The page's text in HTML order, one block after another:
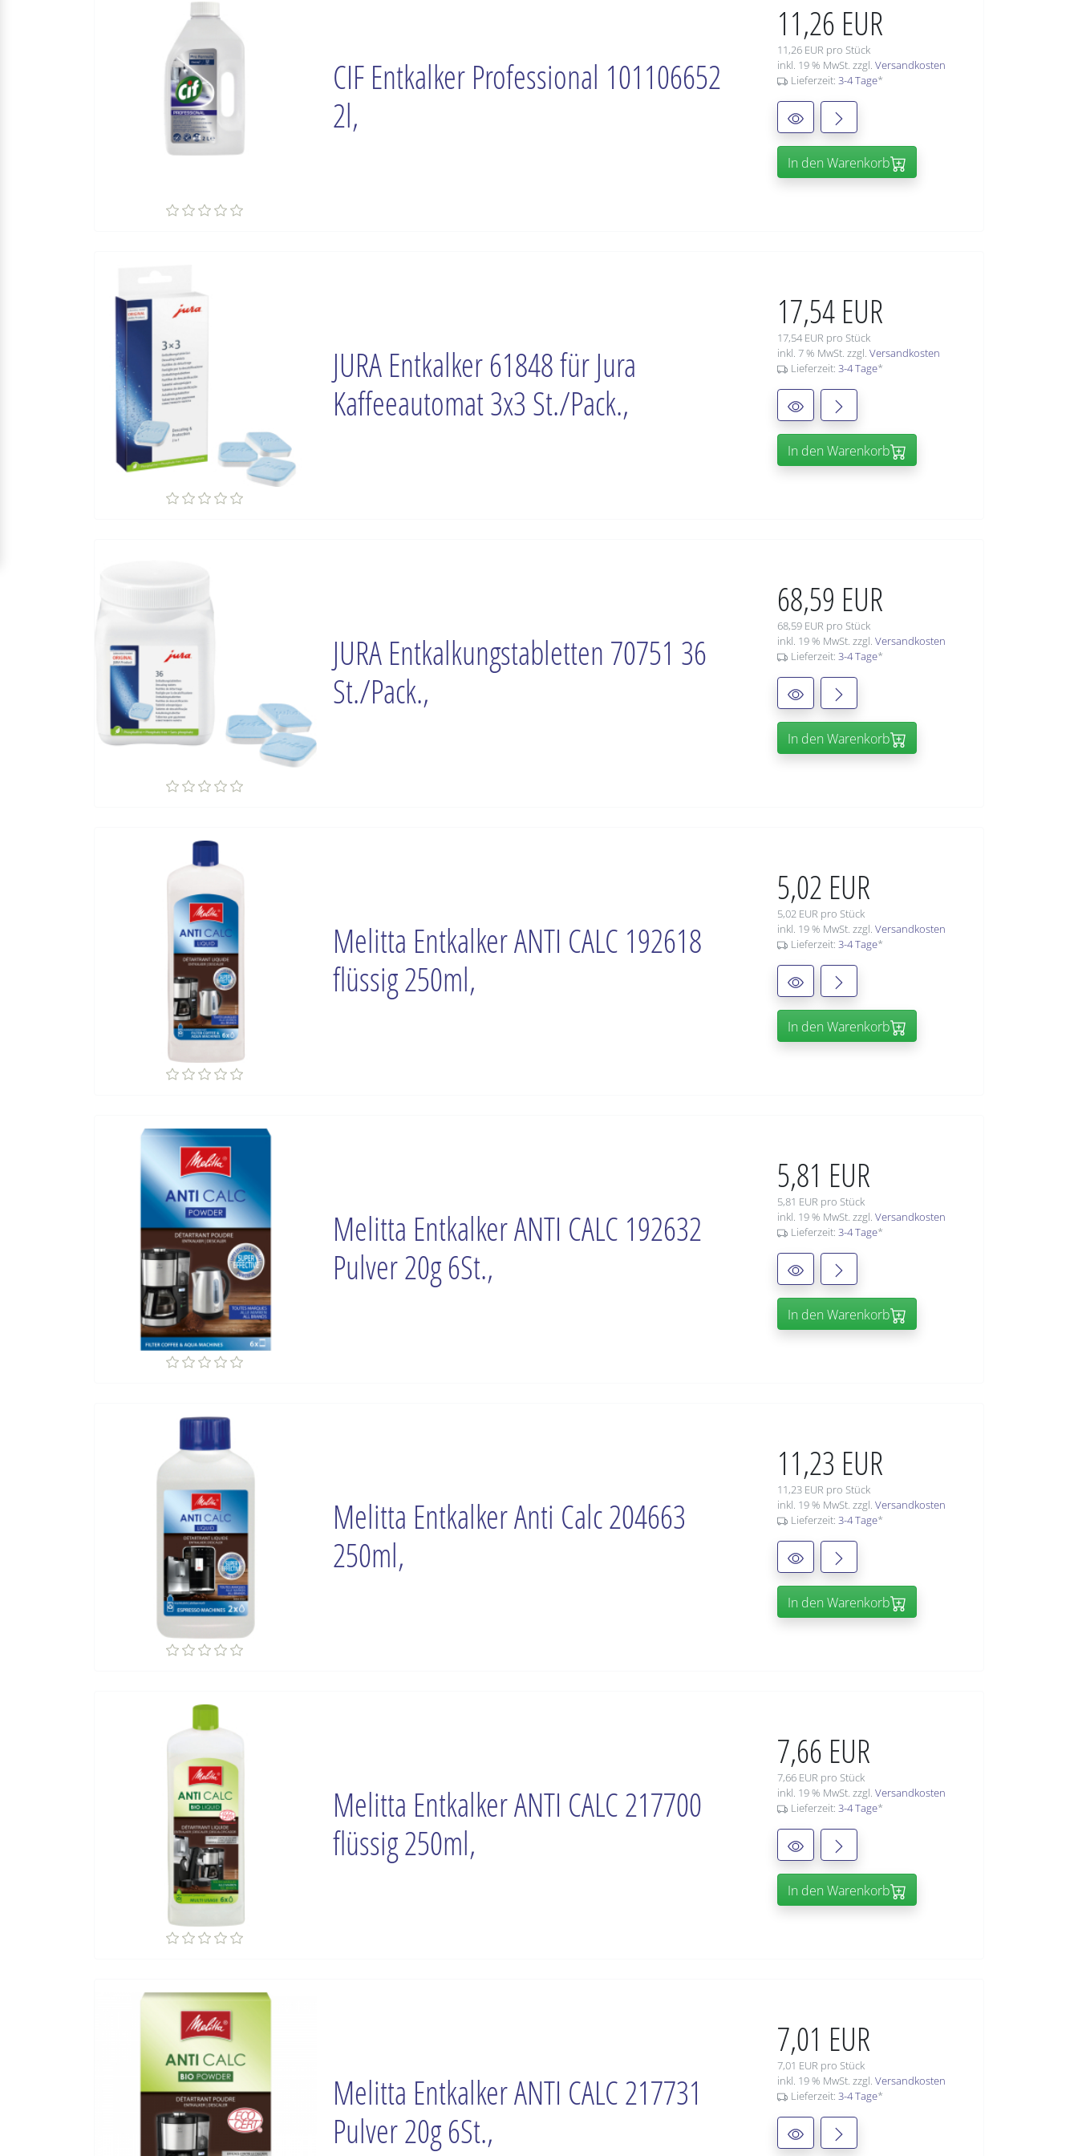
11,26 EUR
11,26 EUR pro Stück
inkl. 19 % MwSt. zzgl. Versandkosten
Lieferzeit: 3-4 Tage*
In den Warenkorb
CIF Entkalker Professional 101106652
2l,
17,54 EUR
17,54 EUR pro Stück
inkl. 7 % MwSt. zzgl. Versandkosten
Lieferzeit: 3-4 Tage*
In den Warenkorb
JURA Entkalker 61848 für Jura
Kaffeeautomat 3x3 St./Pack.,
68,59 EUR
68,59 EUR pro Stück
inkl. 19 % MwSt. zzgl. Versandkosten
Lieferzeit: 3-4 Tage*
In den Warenkorb
JURA Entkalkungstabletten 70751 36
St./Pack.,
5,02 EUR
5,02 EUR pro Stück
inkl. 19 % MwSt. zzgl. Versandkosten
Lieferzeit: 3-4 Tage*
In den Warenkorb
Melitta Entkalker ANTI CALC 192618
flüssig 250ml,
5,81 EUR
5,81 EUR pro Stück
inkl. 19 % MwSt. zzgl. Versandkosten
Lieferzeit: 3-4 Tage*
In den Warenkorb
Melitta Entkalker ANTI CALC 192632
Pulver 20g 6St.,
11,23 EUR
11,23 EUR pro Stück
inkl. 19 % MwSt. zzgl. Versandkosten
Lieferzeit: 3-4 Tage*
In den Warenkorb
Melitta Entkalker Anti Calc 204663
250ml,
7,66 EUR
7,66 EUR pro Stück
inkl. 19 % MwSt. zzgl. Versandkosten
Lieferzeit: 3-4 Tage*
In den Warenkorb
Melitta Entkalker ANTI CALC 217700
flüssig 250ml,
7,01 EUR
7,01 EUR pro Stück
inkl. 19 % MwSt. zzgl. Versandkosten
Lieferzeit: 3-4 Tage*
Melitta Entkalker ANTI CALC 217731
Pulver 20g 6St.,